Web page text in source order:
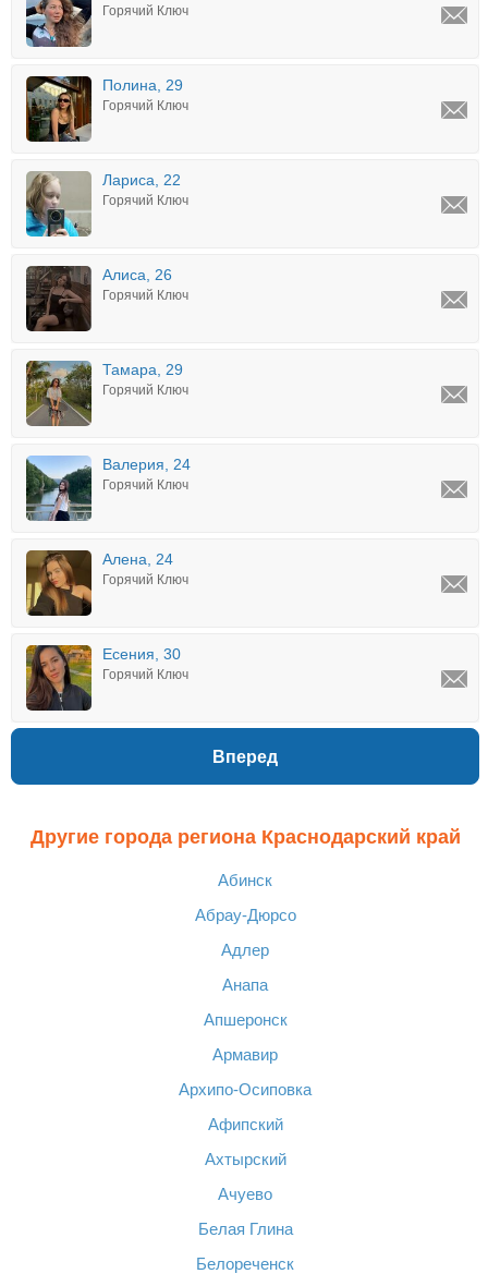
Горячий Ключ
Полина, 29
Горячий Ключ
Лариса, 22
Горячий Ключ
Алиса, 26
Горячий Ключ
Тамара, 29
Горячий Ключ
Валерия, 24
Горячий Ключ
Алена, 24
Горячий Ключ
Есения, 30
Горячий Ключ
Вперед
Другие города региона Краснодарский край
Абинск
Абрау-Дюрсо
Адлер
Анапа
Апшеронск
Армавир
Архипо-Осиповка
Афипский
Ахтырский
Ачуево
Белая Глина
Белореченск